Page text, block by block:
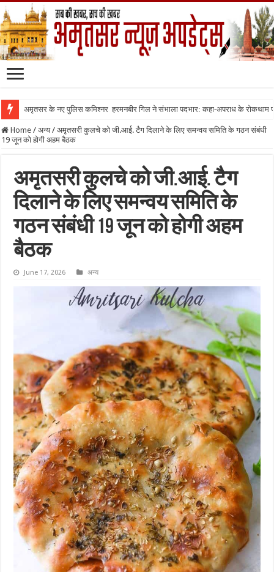
अमृतसर के नए पुलिस कमिश्नर हरमनबीर गिल ने संभाला पदभार: कहा-अपराध के रोकथाम
Home / अन्य / अमृतसरी कुलचे को जी.आई. टैग दिलाने के लिए समन्वय समिति के गठन संबंधी
19 जून को होगी अहम बैठक
अमृतसरी कुलचे को जी.आई. टैग
दिलाने के लिए समन्वय समिति के
गठन संबंधी 19 जून को होगी अहम
बैठक
June 17, 2026 अन्य